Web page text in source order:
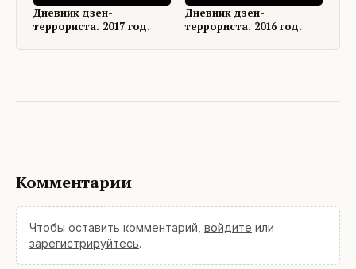
Дневник дзен-
террориста. 2017 год.
Дневник дзен-
террориста. 2016 год.
Комментарии
Чтобы оставить комментарий, войдите или
зарегистрируйтесь.